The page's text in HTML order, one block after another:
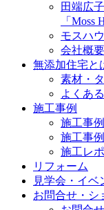
田端広
「Moss
モスハ
会社概要
無添加住宅と
素材・
よくあ
施工事例
施工事
施工事
施工レ
リフォーム
見学会・イベ
お問合せ・シ